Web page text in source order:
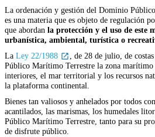
La ordenación y gestión del Dominio
es una materia que es objeto de regulación
que abordan la protección y el uso de este
urbanística, ambiental, turística o
La Ley 22/1988
, de 28 de julio, de
Público Marítimo Terrestre la zona marítimo
interiores, el mar territorial y los recursos
la plataforma continental.
Bienes tan valiosos y anhelados por todos
acantilados, las marismas, los humedales
Público Marítimo Terrestre, tanto para su
de disfrute público.